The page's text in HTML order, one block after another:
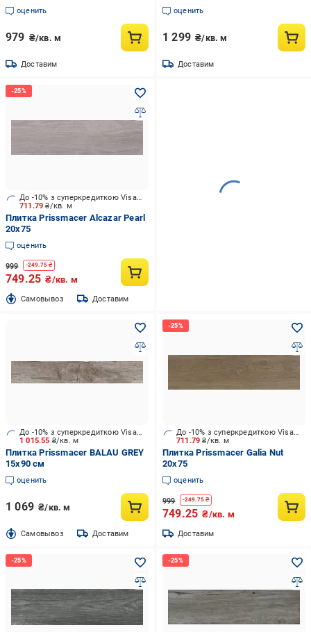
оценить
979 ₴/кв. м
Доставим
оценить
1 299 ₴/кв. м
Доставим
711.79₴/кв. м
До -10% з суперкредиткою Visa Вигода
Плитка Prissmacer Alcazar Pearl
20x75
оценить
999 -249.75 ₴
749.25 ₴/кв. м
Cамовывоз Доставим
1 015.55 ₴/кв. м
До -10% з суперкредиткою Visa Вигода
Плитка Prissmacer BALAU GREY
15x90 см
оценить
1 069 ₴/кв. м
Cамовывоз Доставим
711.79₴/кв. м
До -10% з суперкредиткою Visa Вигода
Плитка Prissmacer Galia Nut
20x75
оценить
999 -249.75₴
749.25 ₴/кв. м
Доставим